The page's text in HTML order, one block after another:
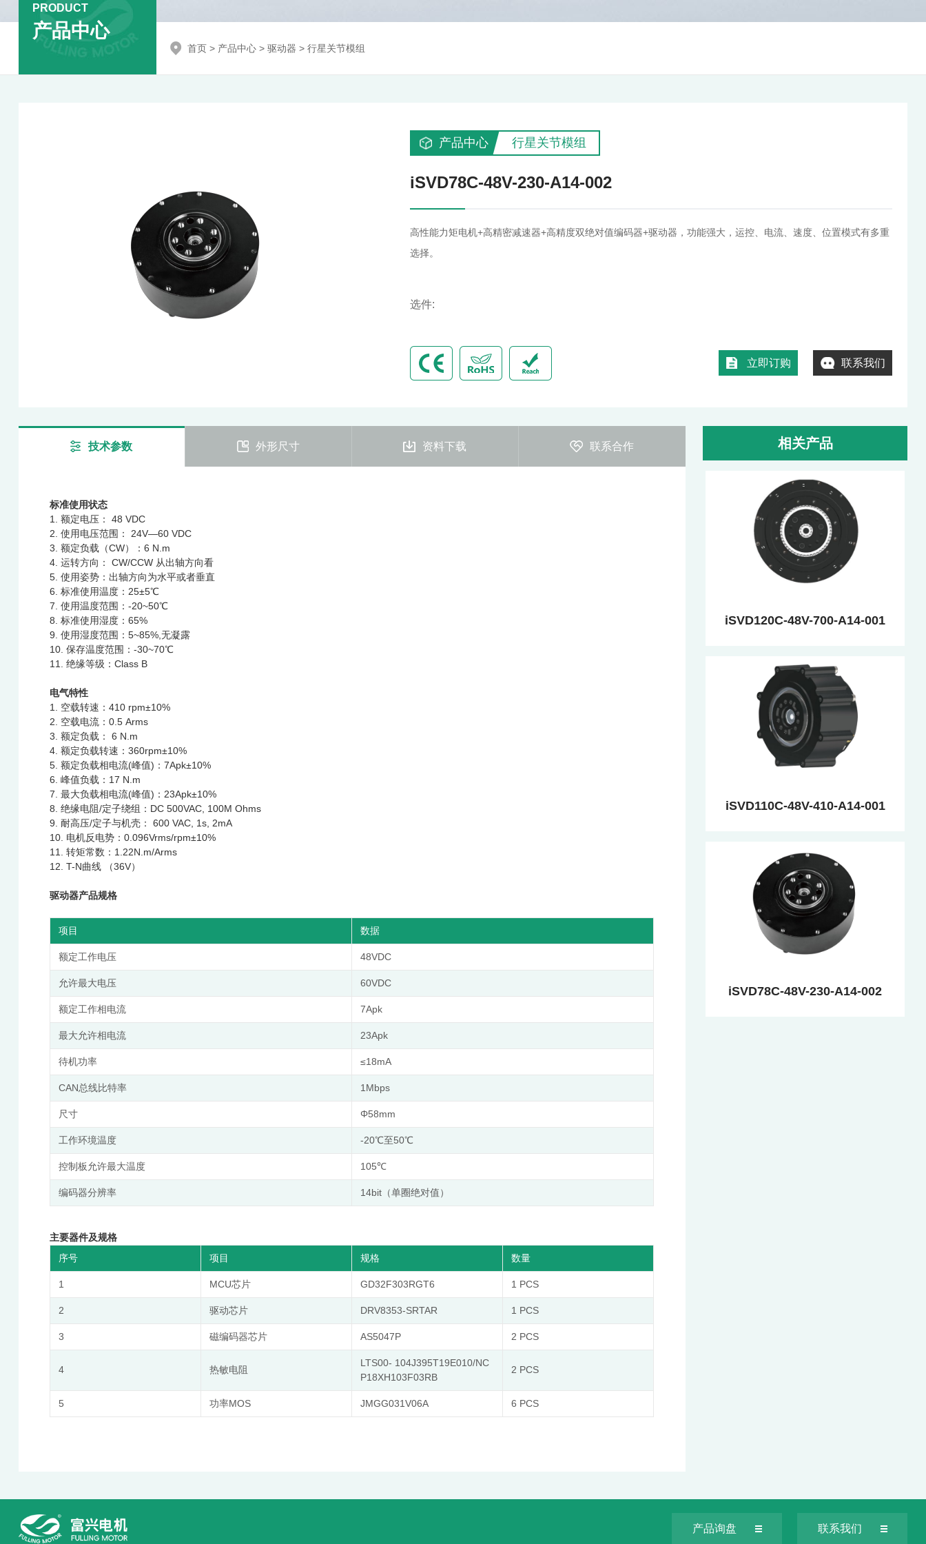
PRODUCT
产品中心
首页> 产品中心> 驱动器 > 行星关节模组
产品中心 行星关节模组
iSVD78C-48V-230-A14-002
高性能力矩电机+高精密减速器+高精度双绝对值编码器+驱动器，功能强大，运控、电流、速度、位置模式有多重
选择。
选件:
立即订购 联系我们
技术参数 外形尺寸 资料下载 联系合作
标准使用状态
1. 额定电压： 48 VDC
2. 使用电压范围： 24V—60 VDC
3. 额定负载（CW）：6 N.m
4. 运转⽅向： CW/CCW 从出轴⽅向看
5. 使用姿势：出轴⽅向为⽔平或者垂直
6. 标准使用温度：25±5℃
7. 使用温度范围：-20~50℃
8. 标准使用湿度：65%
9. 使用湿度范围：5~85%,无凝露
10. 保存温度范围：-30~70℃
11. 绝缘等级：Class B
电气特性
1. 空载转速：410 rpm±10%
2. 空载电流：0.5 Arms
3. 额定负载： 6 N.m
4. 额定负载转速：360rpm±10%
5. 额定负载相电流(峰值)：7Apk±10%
6. 峰值负载：17 N.m
7. 最大负载相电流(峰值)：23Apk±10%
8. 绝缘电阻/定⼦绕组：DC 500VAC, 100M Ohms
9. 耐⾼压/定⼦与机壳： 600 VAC, 1s, 2mA
10. 电机反电势：0.096Vrms/rpm±10%
11. 转矩常数：1.22N.m/Arms
12. T-N曲线 （36V）
驱动器产品规格
项目 数据
额定工作电压 48VDC
允许最大电压 60VDC
额定工作相电流 7Apk
最大允许相电流 23Apk
待机功率 ≤18mA
CAN总线⽐特率 1Mbps
尺⼨ Φ58mm
工作环境温度 -20℃⾄50℃
控制板允许最大温度 105℃
编码器分辨率 14bit（单圈绝对值）
主要器件及规格
序号
项目 规格 数量
1 MCU芯⽚ GD32F303RGT6 1 PCS
2 驱动芯⽚ DRV8353-SRTAR 1 PCS
3 磁编码器芯⽚ AS5047P 2 PCS
4 热敏电阻
LTS00- 104J395T19E010/NC
P18XH103F03RB
2 PCS
5 功率MOS JMGG031V06A 6 PCS
相关产品
iSVD120C-48V-700-A14-001
iSVD110C-48V-410-A14-001
iSVD78C-48V-230-A14-002
产品询盘 联系我们